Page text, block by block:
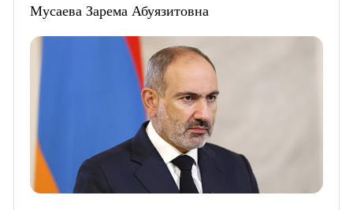
Мусаева Зарема Абуязитовна